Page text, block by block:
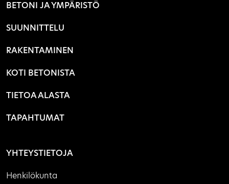
BETONI JA YMPÄRISTÖ
SUUNNITTELU
RAKENTAMINEN
KOTI BETONISTA
TIETOA ALASTA
TAPAHTUMAT
YHTEYSTIETOJA
Henkilökunta